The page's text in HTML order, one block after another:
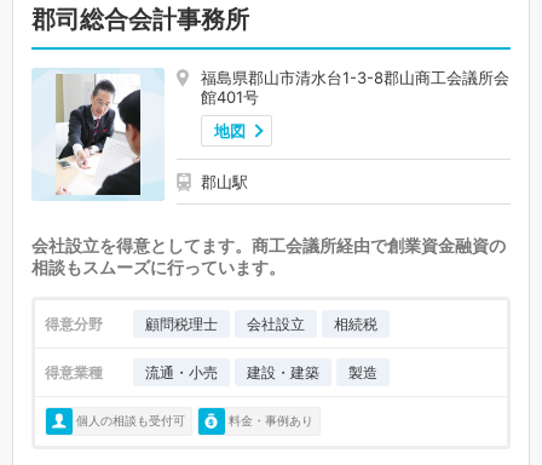
郡司総合会計事務所
福島県郡山市清水台1-3-8郡山商工会議所会
館401号
地図
郡山駅
会社設立を得意としてます。商工会議所経由で創業資金融資の
相談もスムーズに行っています。
得意分野 顧問税理士 会社設立 相続税
得意業種 流通・小売 建設・建築 製造
個人の相談も受付可 料金・事例あり